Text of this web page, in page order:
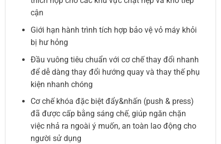
cận
Giới hạn hành trình tích hợp bảo vệ vỏ máy khỏi
bị hư hỏng
Đầu vuông tiêu chuẩn với cơ chế thay đổi nhanh
để dễ dàng thay đổi hướng quay và thay thế phụ
kiện nhanh chóng
Cơ chế khóa đặc biệt đẩy&nhấn (push & press)
đã được cấp bằng sáng chế, giúp ngăn chặn
việc nhả ra ngoài ý muốn, an toàn lao động cho
người sử dụng